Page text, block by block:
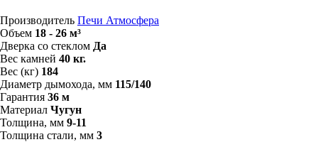
Производитель Печи Атмосфера
Объем 18 - 26 м³
Дверка со стеклом Да
Вес камней 40 кг.
Вес (кг) 184
Диаметр дымохода, мм 115/140
Гарантия 36 м
Материал Чугун
Толщина, мм 9-11
Толщина стали, мм 3